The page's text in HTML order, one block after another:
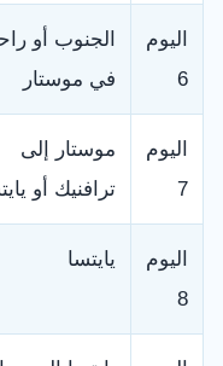
اليوم
6
الجنوب أو
في موستار
اليوم
7
موستار إلى
ترافنيك أو
اليوم
8
يايتسا